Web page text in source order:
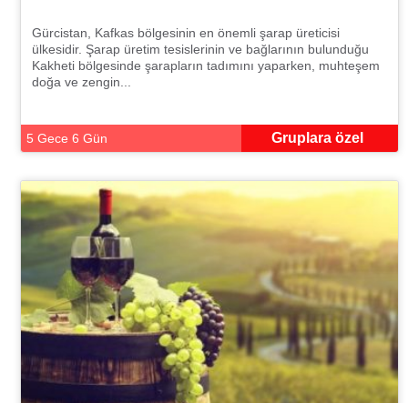
Gürcistan, Kafkas bölgesinin en önemli şarap üreticisi
ülkesidir. Şarap üretim tesislerinin ve bağlarının bulunduğu
Kakheti bölgesinde şarapların tadımını yaparken, muhteşem
doğa ve zengin...
5 Gece 6 Gün Gruplara özel